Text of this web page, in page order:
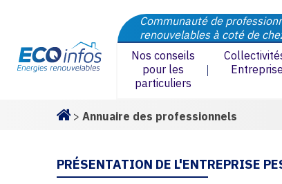
Communauté de
renouvelables à coté de
Nos conseils
pour les
particuliers
> Annuaire des professionnels
PRÉSENTATION DE L'ENTREPRISE